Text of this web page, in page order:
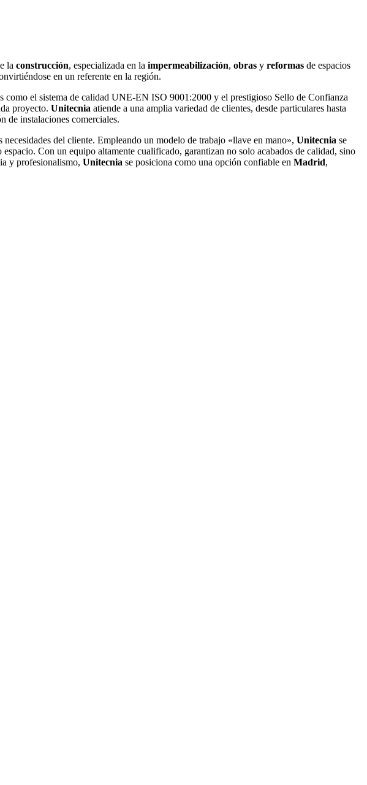
la construcción, especializada en la impermeabilización, obras y reformas de espacios
en un referente en la región.
el sistema de calidad UNE-EN ISO 9001:2000 y el prestigioso Sello de Confianza
proyecto. Unitecnia atiende a una amplia variedad de clientes, desde particulares hasta
de instalaciones comerciales.
del cliente. Empleando un modelo de trabajo «llave en mano», Unitecnia se
Con un equipo altamente cualificado, garantizan no solo acabados de calidad, sino
y profesionalismo, Unitecnia se posiciona como una opción confiable en Madrid,